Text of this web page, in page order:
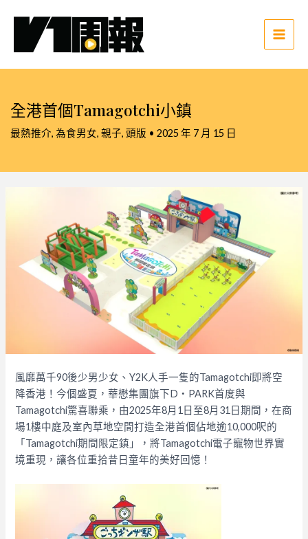
Main
全港首個Tamagotchi小鎮
最熱推介, 為食男女, 親子, 頭版 • 2025 年 7 月 15 日
風靡萬千90後少男少女、Y2K人手一隻的Tamagotchi即將空
降香港！今個盛夏，華懋集團旗下D‧PARK首度與
Tamagotchi驚喜聯乘，由2025年8月1日至8月31日期間，在商
場1樓中庭及室內草地空間打造全港首個佔地逾10,000呎的
「Tamagotchi期間限定鎮」，將Tamagotchi電子寵物世界實
境重現，讓各位重拾昔日童年的美好回憶！